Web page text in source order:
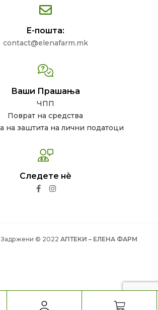
Е-пошта:
contact@elenafarm.mk
Ваши Прашања
ЧПП
Поврат на средства
на заштита на лични податоци
Следете нѐ
Задржени © 2022 АПТЕКИ – ЕЛЕНА ФАРМ